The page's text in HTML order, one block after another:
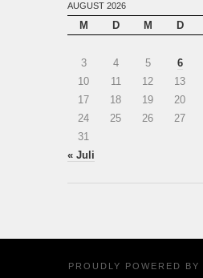
AUGUST 2026
M D M D
3
4 5 6
10
11 12 13
17
18 19 20
24
25 26 27
31
« Juli
PROUDLY POWERED BY